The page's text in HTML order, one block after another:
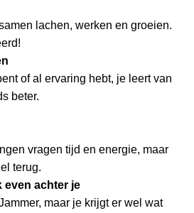
lachen, werken en groeien.
of al ervaring hebt, je leert van
beter.
vragen tijd en energie, maar
terug.
even achter je
maar je krijgt er wel wat